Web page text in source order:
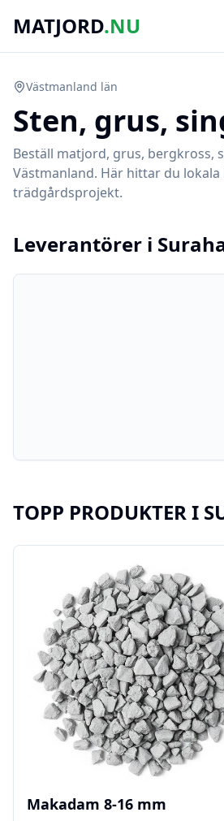
MATJORD.NU
Västmanland län
Sten, grus,
Beställ matjord, grus, bergkross,
Västmanland. Här hittar du
trädgårdsprojekt.
Leverantörer i
TOPP PRODUKTER I
Makadam 8-16 mm